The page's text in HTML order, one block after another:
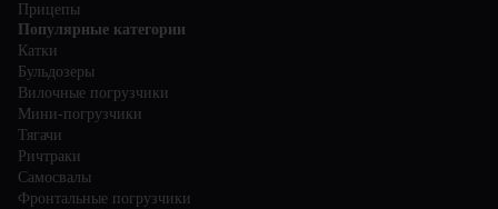
Прицепы
Популярные категории
Катки
Бульдозеры
Вилочные погрузчики
Мини-погрузчики
Тягачи
Ричтраки
Самосвалы
Фронтальные погрузчики